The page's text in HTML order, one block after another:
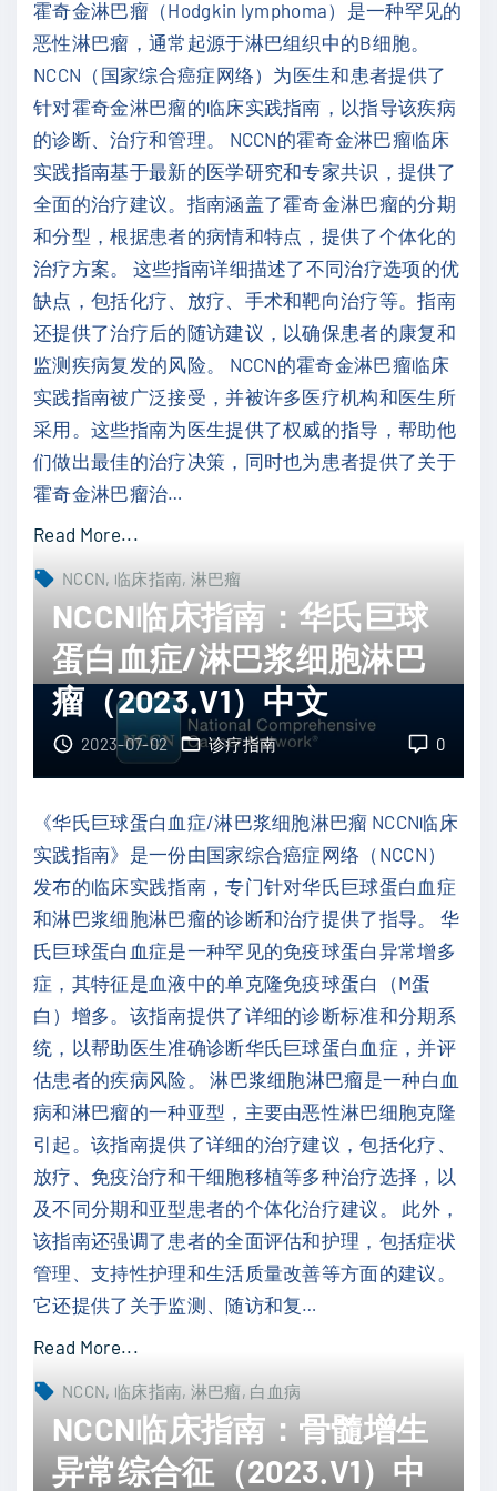
：
急
性
淋
巴
细
胞
白
血
病
（
2
0
2
2
.
）
中
文
"
霍奇金淋巴瘤（Hodgkin lymphoma）是一种罕见的
恶性淋巴瘤，通常起源于淋巴组织中的B细胞。
NCCN（国家综合癌症网络）为医生和患者提供了
针对霍奇金淋巴瘤的临床实践指南，以指导该疾病
的诊断、治疗和管理。 NCCN的霍奇金淋巴瘤临床
实践指南基于最新的医学研究和专家共识，提供了
全面的治疗建议。指南涵盖了霍奇金淋巴瘤的分期
和分型，根据患者的病情和特点，提供了个体化的
治疗方案。 这些指南详细描述了不同治疗选项的优
缺点，包括化疗、放疗、手术和靶向治疗等。指南
还提供了治疗后的随访建议，以确保患者的康复和
监测疾病复发的风险。 NCCN的霍奇金淋巴瘤临床
实践指南被广泛接受，并被许多医疗机构和医生所
采用。这些指南为医生提供了权威的指导，帮助他
们做出最佳的治疗决策，同时也为患者提供了关于
霍奇金淋巴瘤治…
Read More..."
N
C
C
N
临
指
：
霍
奇
金
淋
巴
瘤
（
2
0
2
1
.
V
4
）
"
NCCN 临床指南 淋巴瘤
NCCN临床指南：华氏巨球
蛋白血症/淋巴浆细胞淋巴
瘤（2023.V1）中文
0
2023-07-02 诊疗指南
《华氏巨球蛋白血症/淋巴浆细胞淋巴瘤 NCCN临床
实践指南》是一份由国家综合癌症网络（NCCN）
发布的临床实践指南，专门针对华氏巨球蛋白血症
和淋巴浆细胞淋巴瘤的诊断和治疗提供了指导。 华
氏巨球蛋白血症是一种罕见的免疫球蛋白异常增多
症，其特征是血液中的单克隆免疫球蛋白（M蛋
白）增多。该指南提供了详细的诊断标准和分期系
统，以帮助医生准确诊断华氏巨球蛋白血症，并评
估患者的疾病风险。 淋巴浆细胞淋巴瘤是一种白血
病和淋巴瘤的一种亚型，主要由恶性淋巴细胞克隆
引起。该指南提供了详细的治疗建议，包括化疗、
放疗、免疫治疗和干细胞移植等多种治疗选择，以
及不同分期和亚型患者的个体化治疗建议。 此外，
该指南还强调了患者的全面评估和护理，包括症状
管理、支持性护理和生活质量改善等方面的建议。
它还提供了关于监测、随访和复…
Read More...
C
N
NCCN 临床指南 淋巴瘤 白血病
NCCN临床指南：骨髓增生
异常综合征（2023.V1）中